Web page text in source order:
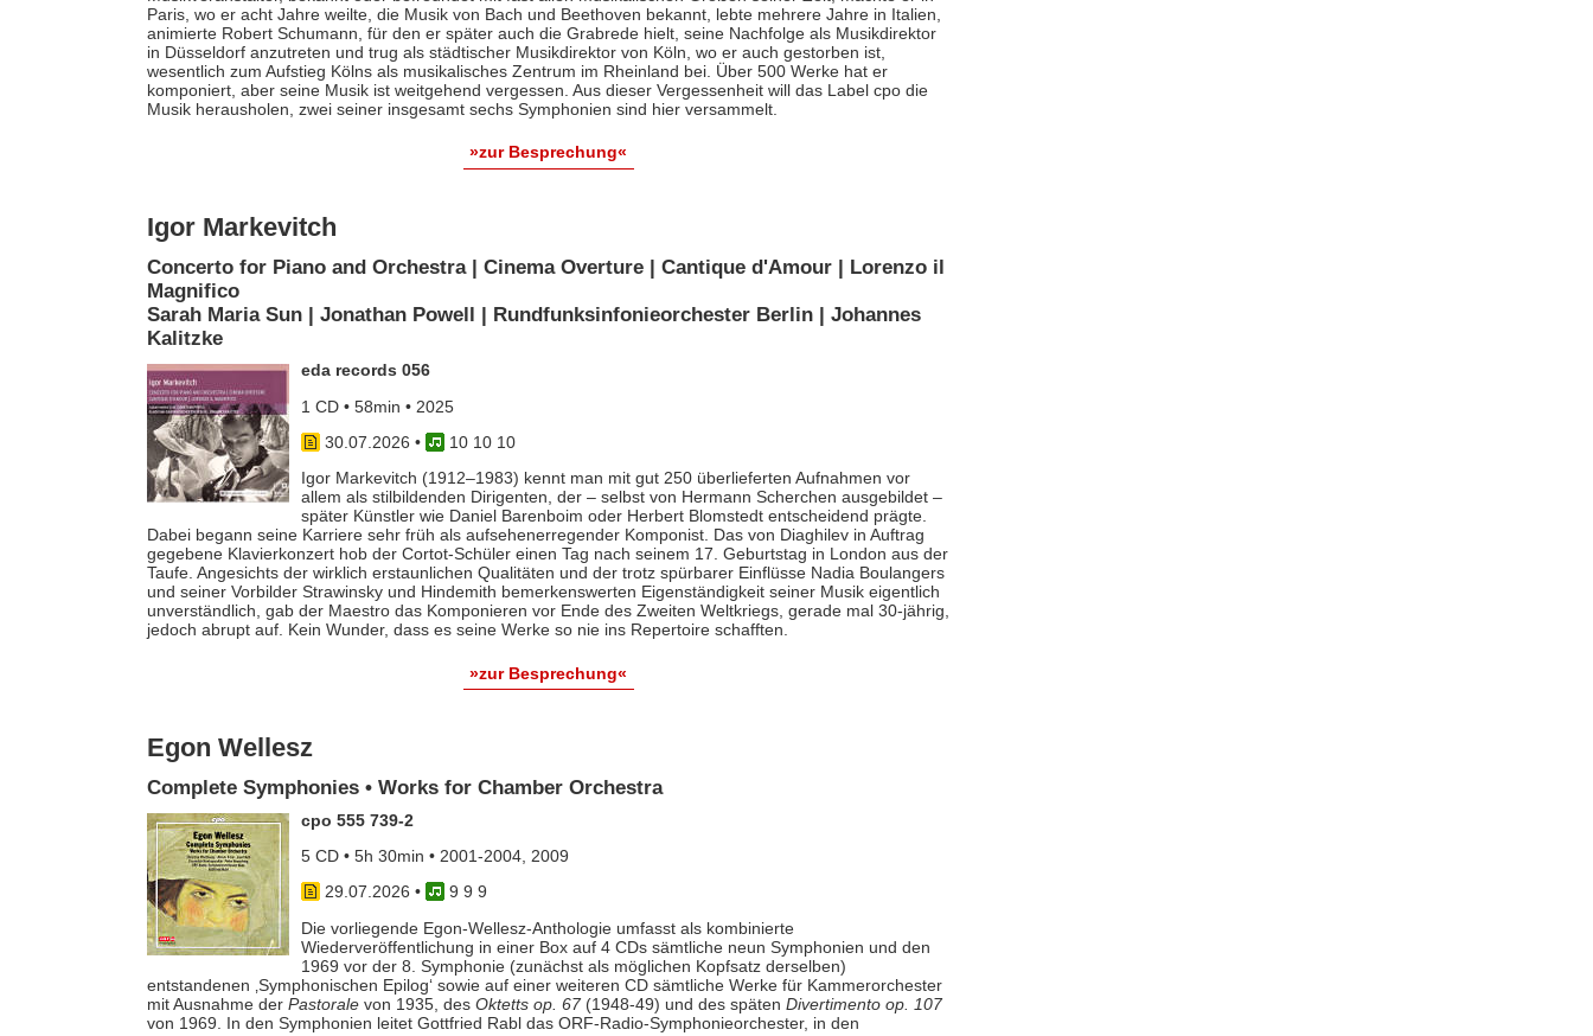
Paris, wo er acht Jahre weilte, die Musik von Bach und Beethoven bekannt, lebte mehrere Jahre in Italien,
animierte Robert Schumann, für den er später auch die Grabrede hielt, seine Nachfolge als Musikdirektor
in Düsseldorf anzutreten und trug als städtischer Musikdirektor von Köln, wo er auch gestorben ist,
wesentlich zum Aufstieg Kölns als musikalisches Zentrum im Rheinland bei. Über 500 Werke hat er
komponiert, aber seine Musik ist weitgehend vergessen. Aus dieser Vergessenheit will das Label cpo die
Musik herausholen, zwei seiner insgesamt sechs Symphonien sind hier versammelt.
»zur Besprechung«
Igor Markevitch
Concerto for Piano and Orchestra | Cinema Overture | Cantique d'Amour | Lorenzo il
Magnifico
Sarah Maria Sun | Jonathan Powell | Rundfunksinfonieorchester Berlin | Johannes
Kalitzke
eda records 056
1 CD • 58min • 2025
30.07.2026 •
10 10 10
Igor Markevitch (1912–1983) kennt man mit gut 250 überlieferten Aufnahmen vor
allem als stilbildenden Dirigenten, der – selbst von Hermann Scherchen ausgebildet –
später Künstler wie Daniel Barenboim oder Herbert Blomstedt entscheidend prägte.
Dabei begann seine Karriere sehr früh als aufsehenerregender Komponist. Das von Diaghilev in Auftrag
gegebene Klavierkonzert hob der Cortot-Schüler einen Tag nach seinem 17. Geburtstag in London aus der
Taufe. Angesichts der wirklich erstaunlichen Qualitäten und der trotz spürbarer Einflüsse Nadia Boulangers
und seiner Vorbilder Strawinsky und Hindemith bemerkenswerten Eigenständigkeit seiner Musik eigentlich
unverständlich, gab der Maestro das Komponieren vor Ende des Zweiten Weltkriegs, gerade mal 30-jährig,
jedoch abrupt auf. Kein Wunder, dass es seine Werke so nie ins Repertoire schafften.
»zur Besprechung«
Egon Wellesz
Complete Symphonies • Works for Chamber Orchestra
cpo 555 739-2
5 CD • 5h 30min • 2001-2004, 2009
29.07.2026 •
9 9 9
Die vorliegende Egon-Wellesz-Anthologie umfasst als kombinierte
Wiederveröffentlichung in einer Box auf 4 CDs sämtliche neun Symphonien und den
1969 vor der 8. Symphonie (zunächst als möglichen Kopfsatz derselben)
entstandenen ‚Symphonischen Epilog‘ sowie auf einer weiteren CD sämtliche Werke für Kammerorchester
mit Ausnahme der Pastoralevon 1935, des Oktetts op. 67(1948-49) und des späten Divertimento op. 107
von 1969. In den Symphonien leitet Gottfried Rabl das ORF-Radio-Symphonieorchester, in den